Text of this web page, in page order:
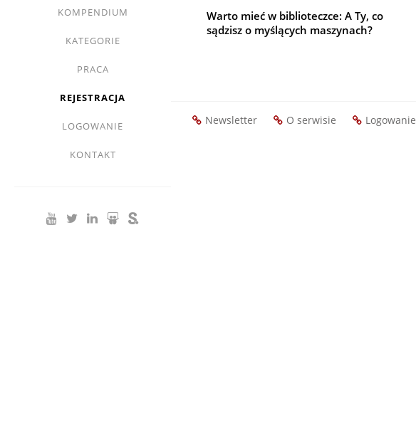
KOMPENDIUM
KATEGORIE
PRACA
REJESTRACJA
LOGOWANIE
KONTAKT
Warto mieć w biblioteczce: A Ty, co
sądzisz o myślących maszynach?
Newsletter O serwisie Logowanie